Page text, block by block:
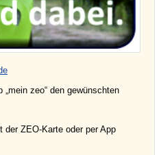
zeo“ den gewünschten
ZEO-Karte oder per App